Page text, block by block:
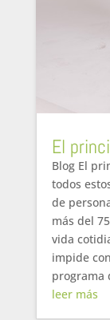
El
Blog El
todos
de
más del
vida
impide
programa
leer más